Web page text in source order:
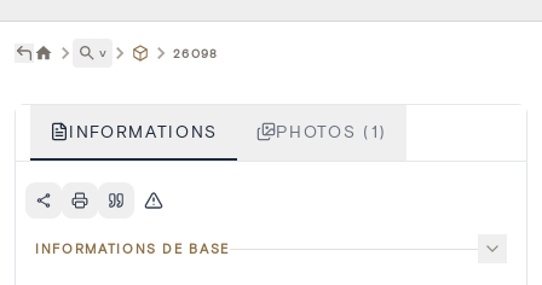
˅ 26098
INFORMATIONS PHOTOS (1)
INFORMATIONS DE BASE